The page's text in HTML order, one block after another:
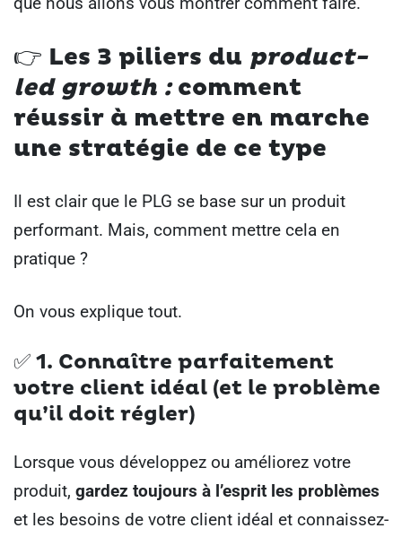
👉 Les 3 piliers du product-
led growth :comment
réussir à mettre en marche
une stratégie de ce type
Il est clair que le PLG se base sur un produit
performant. Mais, comment mettre cela en
pratique ?
On vous explique tout.
✅ 1. Connaître parfaitement
votre client idéal (et le problème
qu’il doit régler)
Lorsque vous développez ou améliorez votre
produit, gardez toujours à l’esprit les problèmes
et les besoins de votre client idéal et connaissez-